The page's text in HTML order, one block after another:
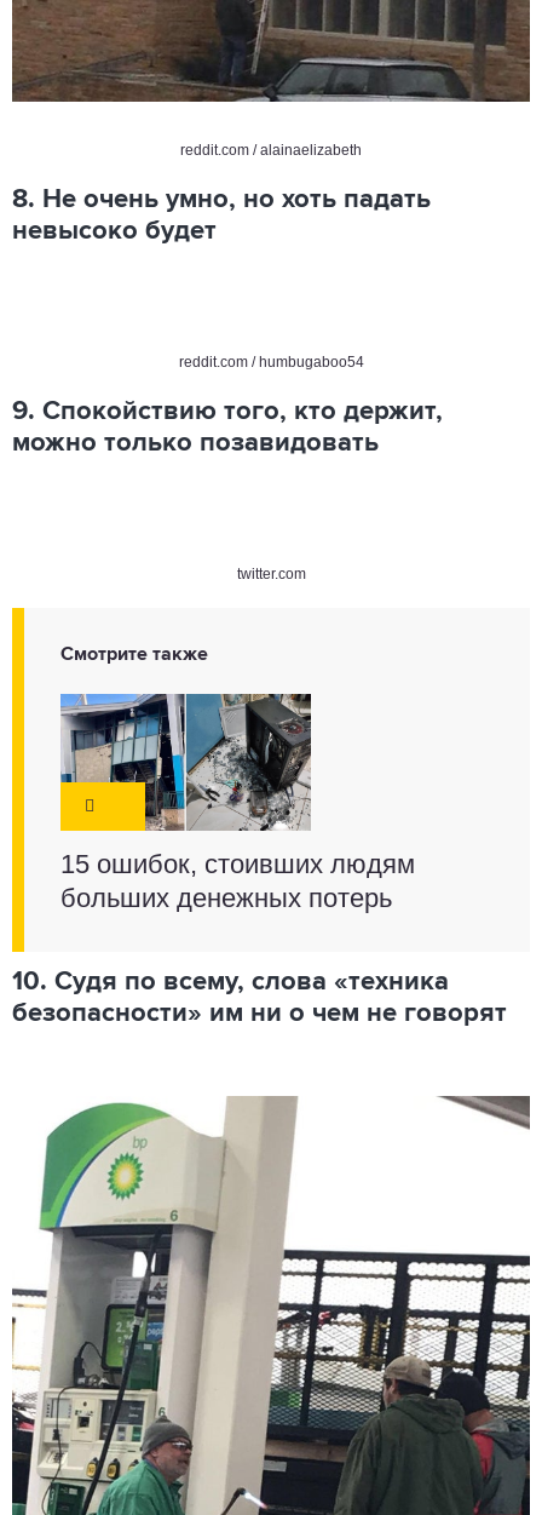
reddit.com / alainaelizabeth
8. Не очень умно, но хоть падать
невысоко будет
reddit.com / humbugaboo54
9. Спокойствию того, кто держит,
можно только позавидовать
twitter.com
Смотрите также
15 ошибок, стоивших людям
больших денежных потерь
10. Судя по всему, слова «техника
безопасности» им ни о чем не говорят